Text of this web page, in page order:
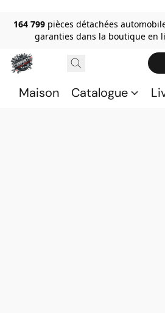
164 799 pièces détachées
garanties dans la boutique en
Maison Catalogue